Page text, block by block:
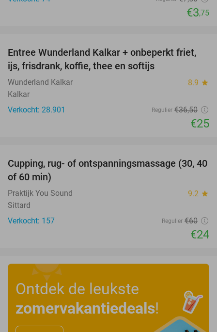
€3,75
32%
Entree Wunderland Kalkar + onbeperkt friet,
ijs, frisdrank, koffie, thee en softijs
Wunderland Kalkar 8.9 star
Kalkar
Verkocht: 28.901
Regulier €36,50
€25
60%
Cupping, rug- of ontspanningsmassage (30, 40
of 60 min)
Praktijk You Sound 9.2 star
Sittard
Verkocht: 157
Regulier €60
€24
Ontdek de leukste
zomervakantiedeals!